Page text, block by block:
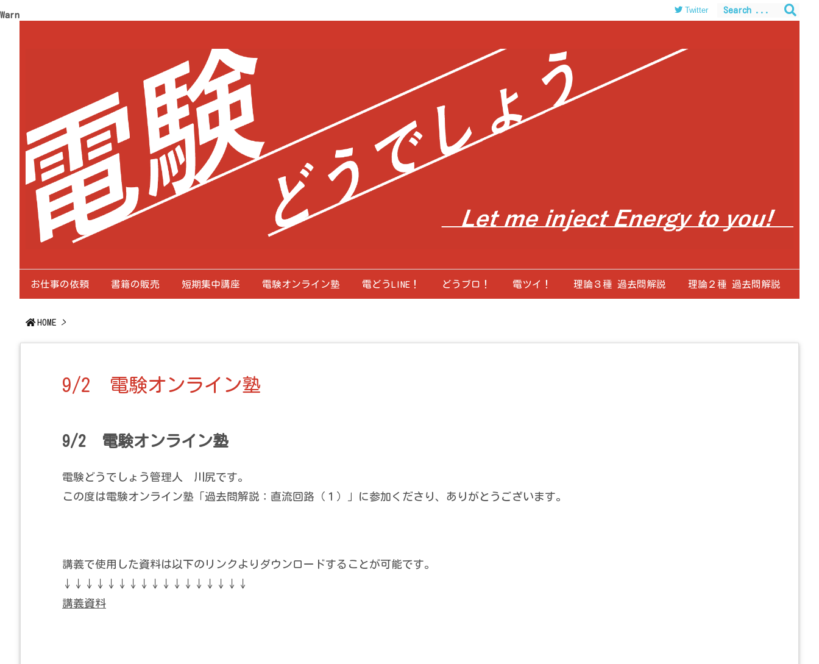
Warning /home/c0403866/public_html/kwglab.com/wp-content/themes/luxeritas/inc/json-ld.phpon line120
お仕事の依頼 書籍の販売 短期集中講座 電験オンライン塾 電どうLINE！ どうブロ！ 電ツイ！ 理論３種 過去問解説 理論２種 過去問解説
Twitter
HOME >
9/2 電験オンライン塾
9/2 電験オンライン塾
電験どうでしょう管理人 川尻です。
この度は電験オンライン塾「過去問解説：直流回路（１）」に参加くださり、ありがとうございます。
講義で使用した資料は以下のリンクよりダウンロードすることが可能です。
↓↓↓↓↓↓↓↓↓↓↓↓↓↓↓↓↓
講義資料